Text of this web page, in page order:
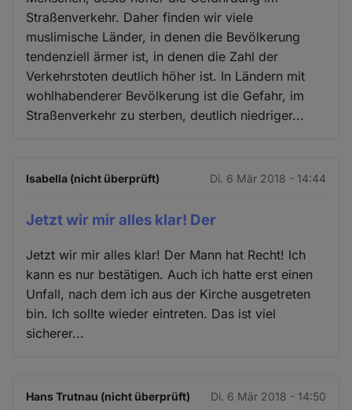
Straßenverkehr. Daher finden wir viele
muslimische Länder, in denen die Bevölkerung
tendenziell ärmer ist, in denen die Zahl der
Verkehrstoten deutlich höher ist. In Ländern mit
wohlhabenderer Bevölkerung ist die Gefahr, im
Straßenverkehr zu sterben, deutlich niedriger...
Isabella (nicht überprüft) Di. 6 Mär 2018 - 14:44
Jetzt wir mir alles klar! Der
Jetzt wir mir alles klar! Der Mann hat Recht! Ich
kann es nur bestätigen. Auch ich hatte erst einen
Unfall, nach dem ich aus der Kirche ausgetreten
bin. Ich sollte wieder eintreten. Das ist viel
sicherer...
Hans Trutnau (nicht überprüft) Di. 6 Mär 2018 - 14:50